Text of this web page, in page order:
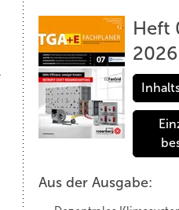
Heft
2026
Aus der Ausgabe: